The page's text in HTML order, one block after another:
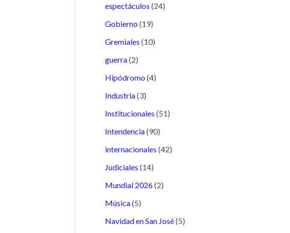
espectáculos (24)
Gobierno (19)
Gremiales (10)
guerra(2)
Hipódromo (4)
Industria(3)
Institucionales (51)
Intendencia(90)
internacionales (42)
Judiciales (14)
Mundial 2026(2)
Música(5)
Navidad en San José(5)